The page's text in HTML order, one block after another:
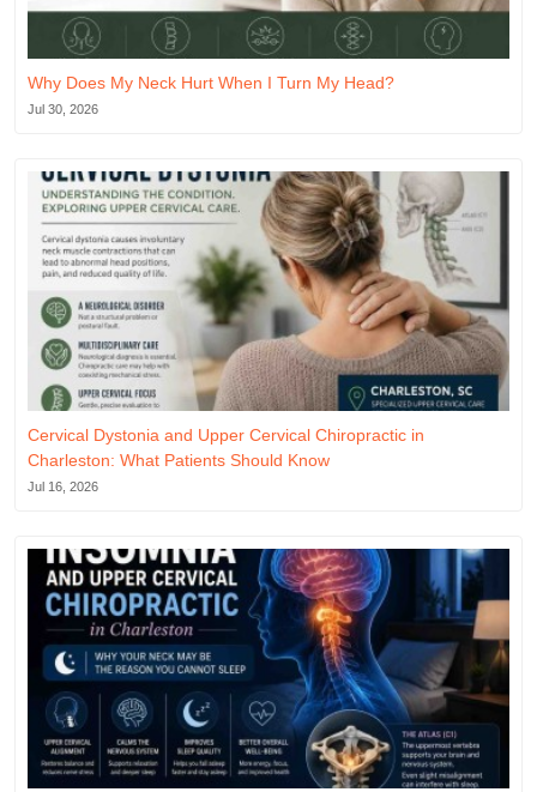
Why Does My Neck Hurt When I Turn My Head?
Jul 30, 2026
Cervical Dystonia and Upper Cervical Chiropractic in
Charleston: What Patients Should Know
Jul 16, 2026